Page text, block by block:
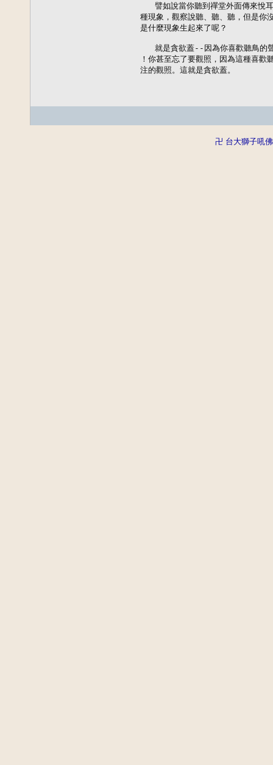
譬如說當你聽到禪堂外面傳來悅
種現象，觀察說聽、聽、聽，但是你
是什麼現象生起來了呢？
就是貪欲蓋--因為你喜歡聽鳥的
！你甚至忘了要觀照，因為這種喜歡
注的觀照。這就是貪欲蓋。
卍 台大獅子吼